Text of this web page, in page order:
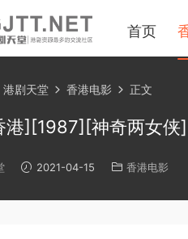
首页
港剧天堂 香港电影 正文
港][1987][神奇两女
2021-04-15 香港电影